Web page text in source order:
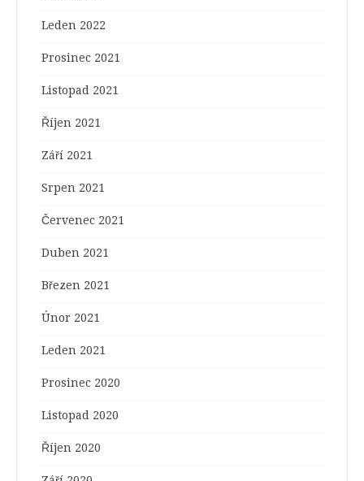
Leden 2022
Prosinec 2021
Listopad 2021
Říjen 2021
Září 2021
Srpen 2021
Červenec 2021
Duben 2021
Březen 2021
Únor 2021
Leden 2021
Prosinec 2020
Listopad 2020
Říjen 2020